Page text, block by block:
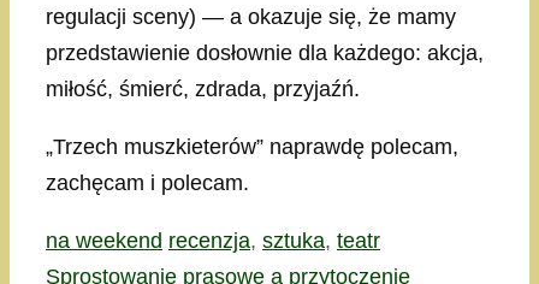
regulacji sceny) — a okazuje się, że mamy
przedstawienie dosłownie dla każdego: akcja,
miłość, śmierć, zdrada, przyjaźń.
„Trzech muszkieterów” naprawdę polecam,
zachęcam i polecam.
Kategorie
na weekend Tagi
recenzja, sztuka, teatr
Sprostowanie prasowe a przytoczenie